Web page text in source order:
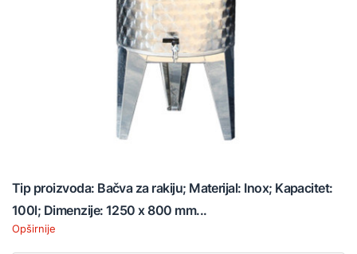
Tip proizvoda: Bačva za rakiju; Materijal: Inox; Kapacitet:
100l; Dimenzije: 1250 x 800 mm...
Opširnije